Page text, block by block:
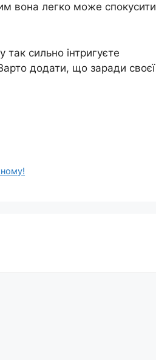
вона легко може спокусити
сильно інтригуєте
додати, що заради своєї